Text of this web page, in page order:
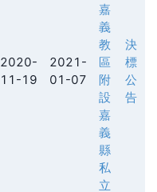
2020-
11-19
2021-
01-07
嘉
義
教
區
附
設
嘉
義
縣
私
立
決
標
公
告